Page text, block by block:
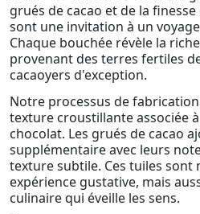
grués de cacao et de la
sont une invitation à un
Chaque bouchée révèle la
provenant des terres fertiles
cacaoyers d'exception.
Notre processus de
texture croustillante associée
chocolat. Les grués de cacao
supplémentaire avec leurs
texture subtile. Ces tuiles sont
expérience gustative, mais
culinaire qui éveille les sens.